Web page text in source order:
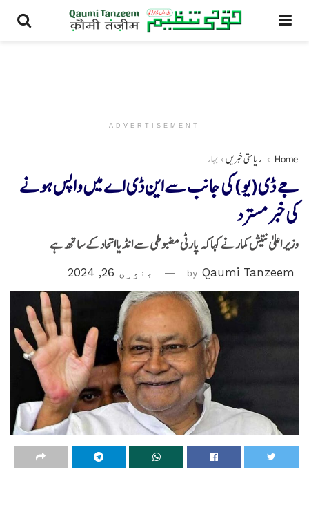
ADVERTISEMENT
Home ریاستی خبریں بہار
جے ڈی(یو)کی جانب سےاین ڈی اے میں واپس ہونے
کی خبر مسترد
وزیر اعلیٰ نتیش کمار نے کہاکہ پارٹی مضبوطی سے انڈیااتحادکے ساتھ ہے
by Qaumi Tanzeem جنوری 26, 2024